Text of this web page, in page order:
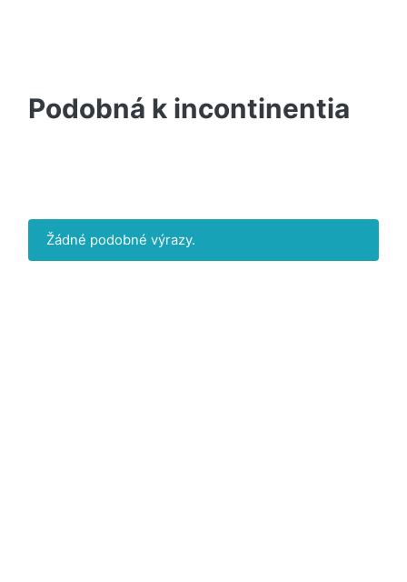
Podobná k incontinentia
Žádné podobné výrazy.